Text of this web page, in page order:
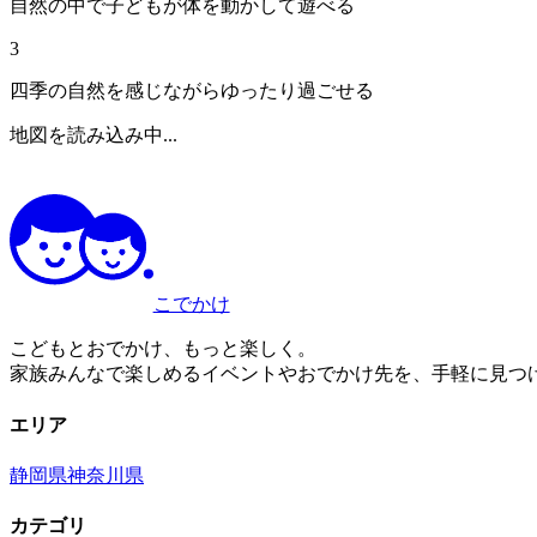
自然の中で子どもが体を動かして遊べる
3
四季の自然を感じながらゆったり過ごせる
地図を読み込み中...
こでかけ
こどもとおでかけ、もっと楽しく。
家族みんなで楽しめるイベントやおでかけ先を、手軽に見つ
エリア
静岡県神奈川県
カテゴリ